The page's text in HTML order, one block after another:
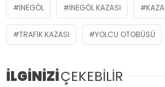
İNEGÖL İNEGÖL KAZASI KAZA
TRAFIK KAZASI YOLCU OTOBÜSÜ
İLGİNİZİÇEKEBİLİR